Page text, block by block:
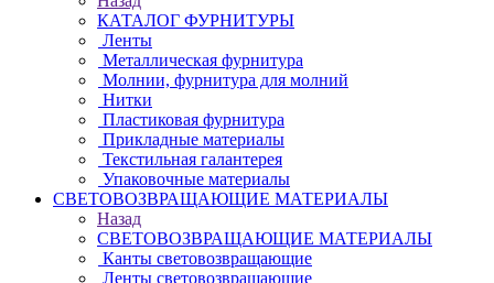
КАТАЛОГ ФУРНИТУРЫ
Ленты
Металлическая фурнитура
Молнии, фурнитура для молний
Нитки
Пластиковая фурнитура
Прикладные материалы
Текстильная галантерея
Упаковочные материалы
СВЕТОВОЗВРАЩАЮЩИЕ МАТЕРИАЛЫ
Назад
СВЕТОВОЗВРАЩАЮЩИЕ МАТЕРИАЛЫ
Канты световозвращающие
Ленты световозвращающие